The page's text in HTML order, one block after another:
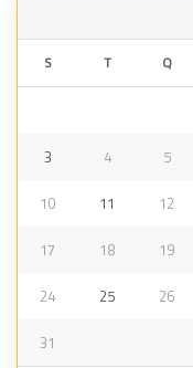
S T Q
3 4 5
10 11 12
17 18 19
24 25 26
31